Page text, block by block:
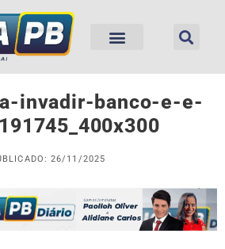
invadir-banco-e-e-
26/11/2025